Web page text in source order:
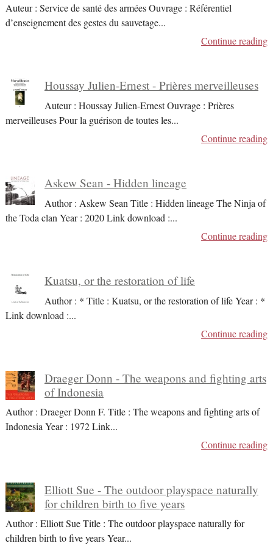
Auteur : Service de santé des armées Ouvrage : Référentiel
d’enseignement des gestes du sauvetage...
Continue reading
Houssay Julien-Ernest - Prières merveilleuses
Auteur : Houssay Julien-Ernest Ouvrage : Prières
merveilleuses Pour la guérison de toutes les...
Continue reading
Askew Sean - Hidden lineage
Author : Askew Sean Title : Hidden lineage The Ninja of
the Toda clan Year : 2020 Link download :...
Continue reading
Kuatsu, or the restoration of life
Author : * Title : Kuatsu, or the restoration of life Year : *
Link download :...
Continue reading
Draeger Donn - The weapons and fighting arts
of Indonesia
Author : Draeger Donn F. Title : The weapons and fighting arts of
Indonesia Year : 1972 Link...
Continue reading
Elliott Sue - The outdoor playspace naturally
for children birth to five years
Author : Elliott Sue Title : The outdoor playspace naturally for
children birth to five years Year...